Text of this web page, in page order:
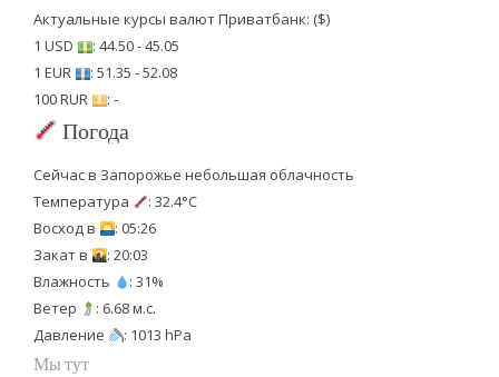
Актуальные курсы валют Приватбанк: ($)
1 USD
: 44.50 - 45.05
1 EUR
: 51.35 - 52.08
100 RUR
: -
Погода
Сейчас в Запорожье небольшая облачность
Температура
: 32.4°C
Восход в
: 05:26
Закат в
: 20:03
Влажность
: 31%
Ветер
: 6.68 м.с.
Давление
: 1013 hPa
Мы тут